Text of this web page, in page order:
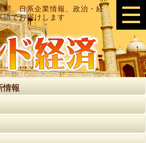
聞、日系企業情報、政治・経
語でお届けします
情報